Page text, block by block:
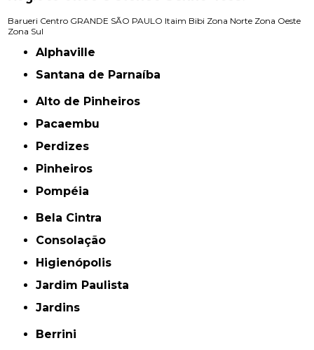
Barueri Centro GRANDE SÃO PAULO Itaim Bibi Zona Norte Zona Oeste
Zona Sul
Alphaville
Santana de Parnaíba
Alto de Pinheiros
Pacaembu
Perdizes
Pinheiros
Pompéia
Bela Cintra
Consolação
Higienópolis
Jardim Paulista
Jardins
Berrini